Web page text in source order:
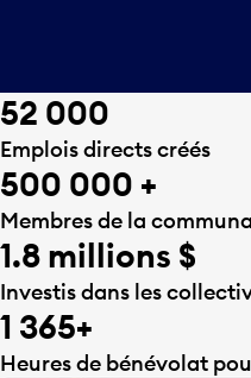
52 000
Emplois directs créés
500 000 +
Membres de la
1.8 millions $
Investis dans les
1 365+
Heures de bénévolat